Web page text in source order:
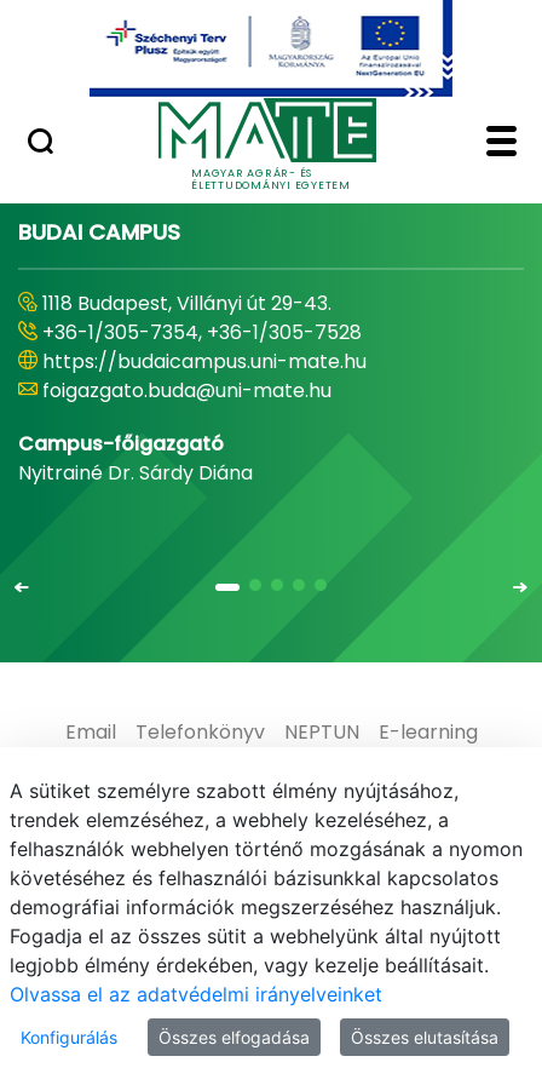
Ugrás a fő tartalomhoz
MAGYAR AGRÁR- ÉS
ÉLETTUDOMÁNYI EGYETEM
Minőségügy
Home - Magyar
BUDAI CAMPUS
1118 Budapest, Villányi út 29-43.
+36-1/305-7354, +36-1/305-7528
https://budaicampus.uni-mate.hu
foigazgato.buda@uni-mate.hu
Campus-főigazgató
Nyitrainé Dr. Sárdy Diána
Email Telefonkönyv NEPTUN
E-learning
Médiaközpont
Informatikai Igazgatóság
Adatvédelem
© MATE 2021
A sütiket személyre szabott élmény nyújtásához,
trendek elemzéséhez, a webhely kezeléséhez, a
felhasználók webhelyen történő mozgásának a nyomon
követéséhez és felhasználói bázisunkkal kapcsolatos
demográfiai információk megszerzéséhez használjuk.
Fogadja el az összes sütit a webhelyünk által nyújtott
legjobb élmény érdekében, vagy kezelje beállításait.
Olvassa el az adatvédelmi irányelveinket
Konfigurálás Összes elfogadása Összes elutasítása